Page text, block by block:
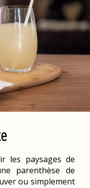
les paysages de
parenthèse de
ou simplement